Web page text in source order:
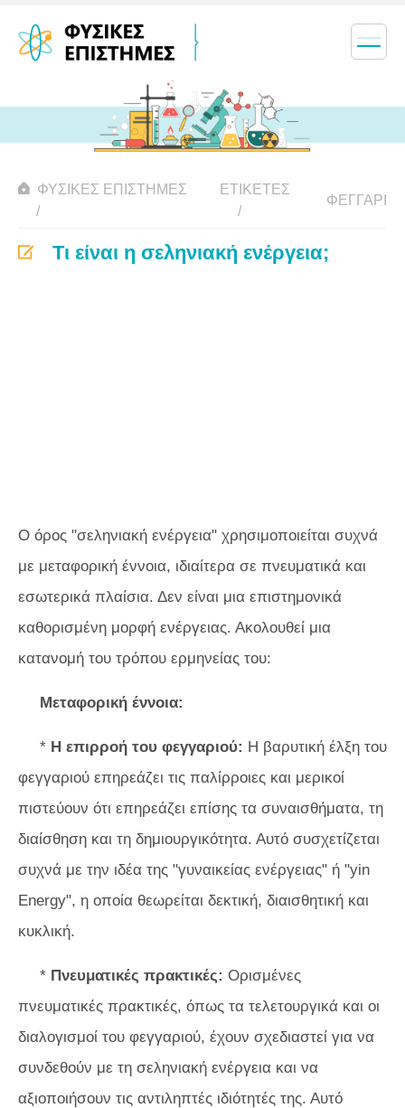
ΦΥΣΙΚΈΣ ΕΠΙΣΤΉΜΕΣ ΕΤΙΚΈΤΕΣ
ΦΕΓΓΆΡΙ
Τι είναι η σεληνιακή ενέργεια;
Ο όρος "σεληνιακή ενέργεια" χρησιμοποιείται συχνά
με μεταφορική έννοια, ιδιαίτερα σε πνευματικά και
εσωτερικά πλαίσια. Δεν είναι μια επιστημονικά
καθορισμένη μορφή ενέργειας. Ακολουθεί μια
κατανομή του τρόπου ερμηνείας του:
Μεταφορική έννοια:
* Η επιρροή του φεγγαριού: Η βαρυτική έλξη του
φεγγαριού επηρεάζει τις παλίρροιες και μερικοί
πιστεύουν ότι επηρεάζει επίσης τα συναισθήματα, τη
διαίσθηση και τη δημιουργικότητα. Αυτό συσχετίζεται
συχνά με την ιδέα της "γυναικείας ενέργειας" ή "yin
Energy", η οποία θεωρείται δεκτική, διαισθητική και
κυκλική.
* Πνευματικές πρακτικές: Ορισμένες
πνευματικές πρακτικές, όπως τα τελετουργικά και οι
διαλογισμοί του φεγγαριού, έχουν σχεδιαστεί για να
συνδεθούν με τη σεληνιακή ενέργεια και να
αξιοποιήσουν τις αντιληπτές ιδιότητές της. Αυτό